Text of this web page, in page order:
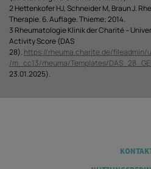
2 Hettenkofer HJ, Schneider M, Braun J.
Therapie. 6. Auflage. Thieme; 2014.
3 Rheumatologie Klinik der Charité –
Activity Score (DAS
28). https://rheuma.charite.de/
/m_cc13/rheuma/Templates/
23.01.2025).